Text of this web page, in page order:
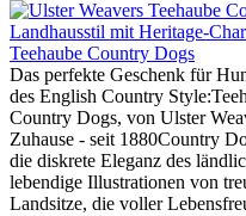
Teehaube Country Dogs
Das perfekte Geschenk für
des English Country
Country Dogs, von Ulster
Zuhause - seit 1880Country
die diskrete Eleganz des
lebendige Illustrationen von
Landsitze, die voller